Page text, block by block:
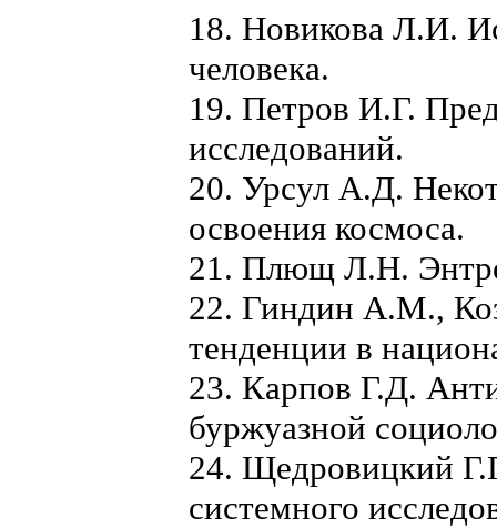
18. Новикова Л.И.
человека.
19. Петров И.Г.
исследований.
20. Урсул А.Д.
освоения космоса.
21. Плющ Л.Н.
22. Гиндин А.М.,
тенденции в
23. Карпов Г.Д.
буржуазной
24. Щедровицкий
системного